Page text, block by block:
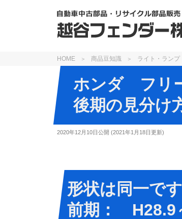
HOME 商品豆知識 ライト・ランプ
ホンダ フリ
後期の見分け
2020年12月10日公開 (2021年1月18日更新)
形状は同一で
前期： H28.9